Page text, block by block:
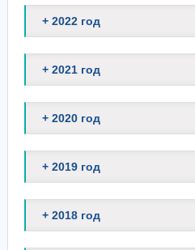
+ 2022 год
+ 2021 год
+ 2020 год
+ 2019 год
+ 2018 год